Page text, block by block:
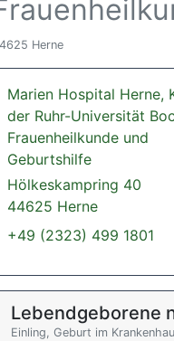
Herne
Marien Hospital Herne,
der Ruhr-Universität
Frauenheilkunde und
Geburtshilfe
Hölkeskampring 40
44625 Herne
+49 (2323) 499 1801
Lebendgeborene
Einling, Geburt im